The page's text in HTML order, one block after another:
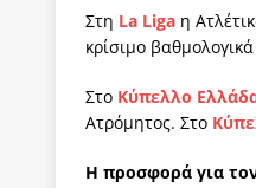
[ 4
[ 4
[ 4
[ 4
Στη La Liga η
κρίσιμο
Στο Κύπελλο
Ατρόμητος. Στο
Η προσφορά για